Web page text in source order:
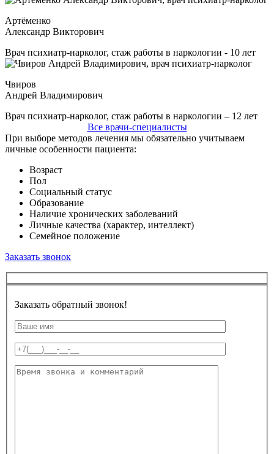
Артёменко
Александр Викторович
Врач психиатр-нарколог, стаж работы в наркологии - 10 лет
Чвиров
Андрей Владимирович
Врач психиатр-нарколог, стаж работы в наркологии – 12 лет
Все врачи-специалисты
При выборе методов лечения мы обязательно учитываем
личные особенности пациента:
Возраст
Пол
Социальный статус
Образование
Наличие хронических заболеваний
Личные качества (характер, интеллект)
Семейное положение
Заказать звонок
Заказать обратный звонок!